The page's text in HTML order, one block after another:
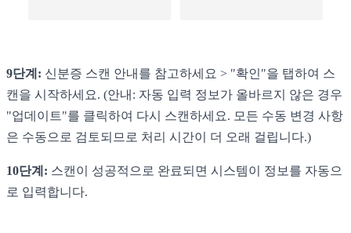
9단계: 신분증 스캔 안내를 참고하세요 > "확인"을 탭하여 스
캔을 시작하세요. (안내: 자동 입력 정보가 올바르지 않은 경우
"업데이트"를 클릭하여 다시 스캔하세요. 모든 수동 변경 사항
은 수동으로 검토되므로 처리 시간이 더 오래 걸립니다.)
10단계: 스캔이 성공적으로 완료되면 시스템이 정보를 자동으
로 입력합니다.